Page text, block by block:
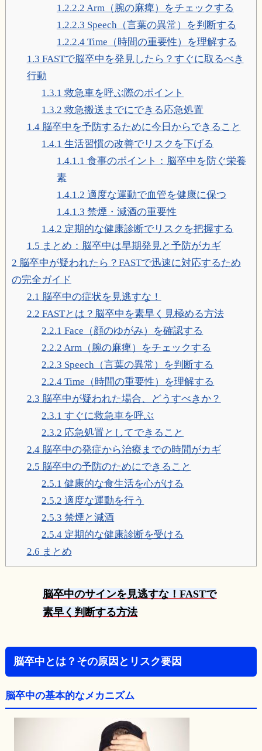
1.2.2.2 Arm（腕の麻痺）をチェックする
1.2.2.3 Speech（言葉の異常）を判断する
1.2.2.4Time（時間の重要性）を理解する
1.3 FASTで脳卒中を発見したら？すぐに取るべき
行動
1.3.1 救急車を呼ぶ際のポイント
1.3.2 救急搬送までにできる応急処置
1.4脳卒中を予防するために今日からできること
1.4.1 生活習慣の改善でリスクを下げる
1.4.1.1 食事のポイント：脳卒中を防ぐ栄養
素
1.4.1.2 適度な運動で血管を健康に保つ
1.4.1.3 禁煙・減酒の重要性
1.4.2 定期的な健康診断でリスクを把握する
1.5 まとめ：脳卒中は早期発見と予防がカギ
2 脳卒中が疑われたら？FASTで迅速に対応するため
の完全ガイド
2.1 脳卒中の症状を見逃すな！
2.2 FASTとは？脳卒中を素早く見極める方法
2.2.1 Face（顔のゆがみ）を確認する
2.2.2 Arm（腕の麻痺）をチェックする
2.2.3 Speech（言葉の異常）を判断する
2.2.4 Time（時間の重要性）を理解する
2.3 脳卒中が疑われた場合、どうすべきか？
2.3.1 すぐに救急車を呼ぶ
2.3.2 応急処置としてできること
2.4脳卒中の発症から治療までの時間がカギ
2.5 脳卒中の予防のためにできること
2.5.1 健康的な食生活を心がける
2.5.2 適度な運動を行う
2.5.3 禁煙と減酒
2.5.4 定期的な健康診断を受ける
2.6 まとめ
脳卒中のサインを見逃すな！FASTで
素早く判断する方法
脳卒中とは？その原因とリスク要因
脳卒中の基本的なメカニズム